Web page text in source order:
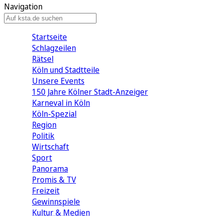
Navigation
Startseite
Schlagzeilen
Rätsel
Köln und Stadtteile
Unsere Events
150 Jahre Kölner Stadt-Anzeiger
Karneval in Köln
Köln-Spezial
Region
Politik
Wirtschaft
Sport
Panorama
Promis & TV
Freizeit
Gewinnspiele
Kultur & Medien